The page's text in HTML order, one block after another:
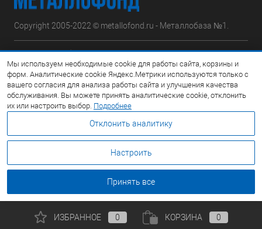
Copyright 2005-2022 © metallofond.ru - Металлобаза №1.
Московская область, Ступинский р-н, д.Сотниково,
ул.Железнодорожная, вл.30
Посмотреть на карте
8 (495) 308-42-78
Email:info@metallofond.ru
ИЗБРАННОЕ 0 КОРЗИНА 0
Мы используем необходимые cookie для работы сайта, корзины и
форм. Аналитические cookie Яндекс.Метрики используются только с
вашего согласия для анализа работы сайта и улучшения качества
обслуживания. Вы можете принять аналитические cookie, отклонить
их или настроить выбор. Подробнее
Отклонить аналитику
Настроить
Принять все